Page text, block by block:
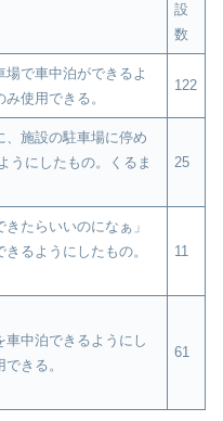
設
数
で車中泊ができるよ
使用できる。
122
、施設の駐車場に停め
うにしたもの。くるま
25
たらいいのになぁ」
るようにしたもの。
11
中泊できるようにし
きる。
61